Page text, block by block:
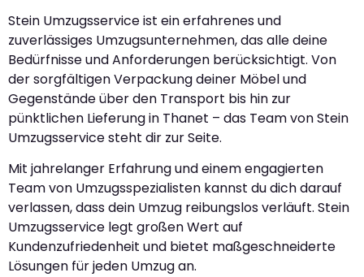
Stein Umzugsservice ist ein erfahrenes und
zuverlässiges Umzugsunternehmen, das alle deine
Bedürfnisse und Anforderungen berücksichtigt. Von
der sorgfältigen Verpackung deiner Möbel und
Gegenstände über den Transport bis hin zur
pünktlichen Lieferung in Thanet – das Team von Stein
Umzugsservice steht dir zur Seite.
Mit jahrelanger Erfahrung und einem engagierten
Team von Umzugsspezialisten kannst du dich darauf
verlassen, dass dein Umzug reibungslos verläuft. Stein
Umzugsservice legt großen Wert auf
Kundenzufriedenheit und bietet maßgeschneiderte
Lösungen für jeden Umzug an.